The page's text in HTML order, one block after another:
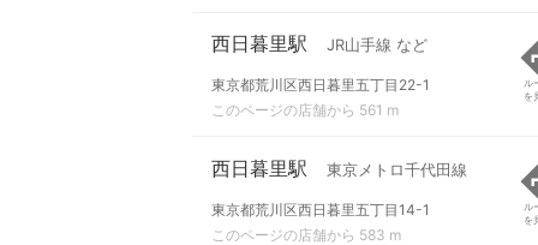
西日暮里駅 JR山手線 など
東京都荒川区西日暮里五丁目22-1
このページの店舗から 561 m
ル
を
西日暮里駅 東京メトロ千代田線
東京都荒川区西日暮里五丁目14-1
このページの店舗から 583 m
ル
を